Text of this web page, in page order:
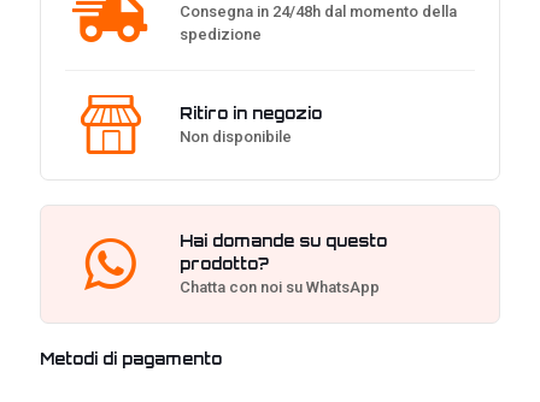
Consegna in 24/48h dal momento della
spedizione
Ritiro in negozio
Non disponibile
Hai domande su questo
prodotto?
Chatta con noi su WhatsApp
Metodi di pagamento